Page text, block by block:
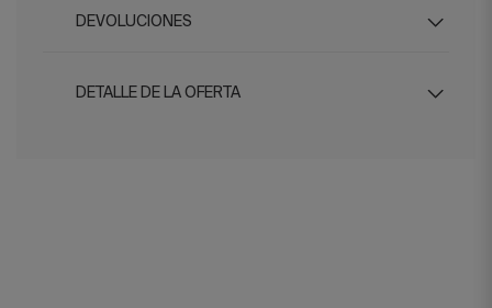
DEVOLUCIONES
DETALLE DE LA OFERTA